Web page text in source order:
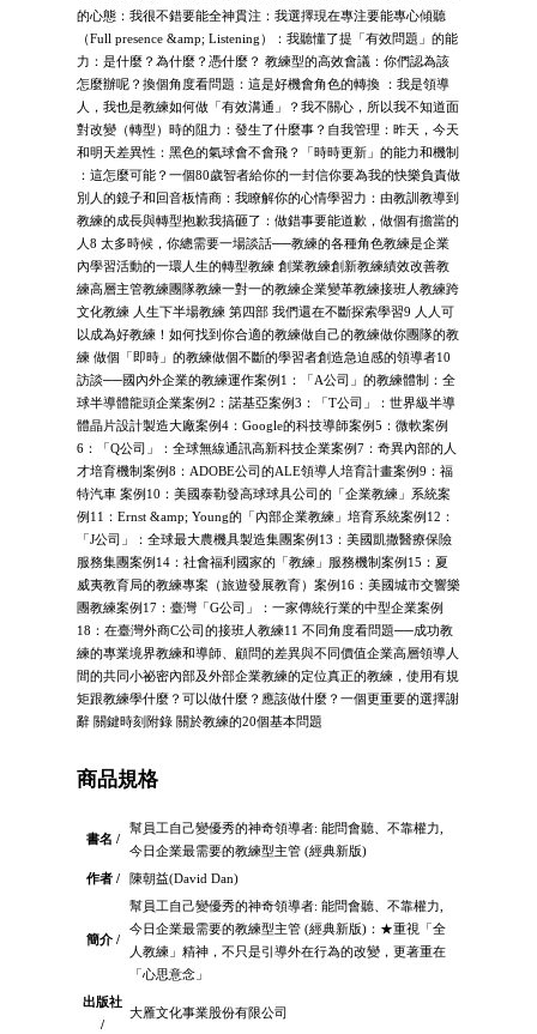
的心態：我很不錯要能全神貫注：我選擇現在專注要能專心傾聽
（Full presence &amp; Listening）：我聽懂了提「有效問題」的能
力：是什麼？為什麼？憑什麼？ 教練型的高效會議：你們認為該
怎麼辦呢？換個角度看問題：這是好機會角色的轉換 ：我是領導
人，我也是教練如何做「有效溝通」？我不關心，所以我不知道面
對改變（轉型）時的阻力：發生了什麼事？自我管理：昨天，今天
和明天差異性：黑色的氣球會不會飛？「時時更新」的能力和機制
：這怎麼可能？一個80歲智者給你的一封信你要為我的快樂負責做
別人的鏡子和回音板情商：我瞭解你的心情學習力：由教訓教導到
教練的成長與轉型抱歉我搞砸了：做錯事要能道歉，做個有擔當的
人8 太多時候，你總需要一場談話──教練的各種角色教練是企業
內學習活動的一環人生的轉型教練 創業教練創新教練績效改善教
練高層主管教練團隊教練一對一的教練企業變革教練接班人教練跨
文化教練 人生下半場教練 第四部 我們還在不斷探索學習9 人人可
以成為好教練！如何找到你合適的教練做自己的教練做你團隊的教
練 做個「即時」的教練做個不斷的學習者創造急迫感的領導者10
訪談──國內外企業的教練運作案例1：「A公司」的教練體制：全
球半導體龍頭企業案例2：諾基亞案例3：「T公司」：世界級半導
體晶片設計製造大廠案例4：Google的科技導師案例5：微軟案例
6：「Q公司」：全球無線通訊高新科技企業案例7：奇異內部的人
才培育機制案例8：ADOBE公司的ALE領導人培育計畫案例9：福
特汽車 案例10：美國泰勒發高球球具公司的「企業教練」系統案
例11：Ernst &amp; Young的「內部企業教練」培育系統案例12：
「J公司」：全球最大農機具製造集團案例13：美國凱撒醫療保險
服務集團案例14：社會福利國家的「教練」服務機制案例15：夏
威夷教育局的教練專案（旅遊發展教育）案例16：美國城市交響樂
團教練案例17：臺灣「G公司」：一家傳統行業的中型企業案例
18：在臺灣外商C公司的接班人教練11 不同角度看問題──成功教
練的專業境界教練和導師、顧問的差異與不同價值企業高層領導人
間的共同小祕密內部及外部企業教練的定位真正的教練，使用有規
矩跟教練學什麼？可以做什麼？應該做什麼？一個更重要的選擇謝
辭 關鍵時刻附錄 關於教練的20個基本問題
商品規格
書名 /
幫員工自己變優秀的神奇領導者: 能問會聽、不靠權力,
今日企業最需要的教練型主管 (經典新版)
作者 /
陳朝益(David Dan)
簡介 /
幫員工自己變優秀的神奇領導者: 能問會聽、不靠權力,
今日企業最需要的教練型主管 (經典新版)：★重視「全
人教練」精神，不只是引導外在行為的改變，更著重在
「心思意念」
出版社
/
大雁文化事業股份有限公司